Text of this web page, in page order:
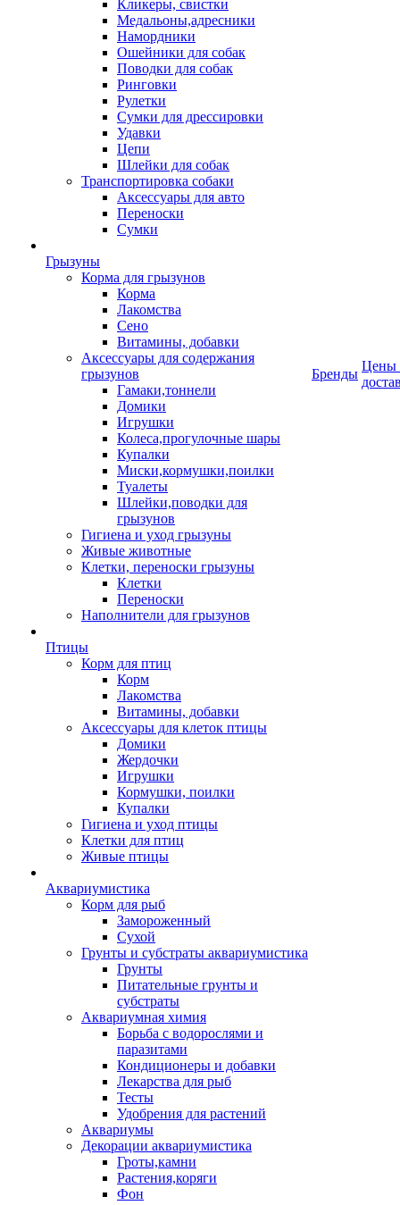
Кликеры, свистки
Медальоны,адресники
Намордники
Ошейники для собак
Поводки для собак
Ринговки
Рулетки
Сумки для дрессировки
Удавки
Цепи
Шлейки для собак
Транспортировка собаки
Аксессуары для авто
Переноски
Сумки
Грызуны
Корма для грызунов
Корма
Лакомства
Сено
Витамины, добавки
Аксессуары для содержания
грызунов
Гамаки,тоннели
Домики
Игрушки
Колеса,прогулочные шары
Купалки
Миски,кормушки,поилки
Туалеты
Шлейки,поводки для
грызунов
Гигиена и уход грызуны
Живые животные
Клетки, переноски грызуны
Клетки
Переноски
Наполнители для грызунов
Птицы
Корм для птиц
Корм
Лакомства
Витамины, добавки
Аксессуары для клеток птицы
Домики
Жердочки
Игрушки
Кормушки, поилки
Купалки
Гигиена и уход птицы
Клетки для птиц
Живые птицы
Аквариумистика
Корм для рыб
Замороженный
Сухой
Грунты и субстраты аквариумистика
Грунты
Питательные грунты и
субстраты
Аквариумная химия
Борьба с водорослями и
паразитами
Кондиционеры и добавки
Лекарства для рыб
Тесты
Удобрения для растений
Аквариумы
Декорации аквариумистика
Гроты,камни
Растения,коряги
Фон
Бренды
Цены